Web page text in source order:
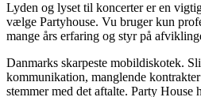
Lyden og lyset til koncerter er en
vælge Partyhouse. Vu bruger kun
mange års erfaring og styr på
Danmarks skarpeste mobildiskotek.
kommunikation, manglende
stemmer med det aftalte. Party House